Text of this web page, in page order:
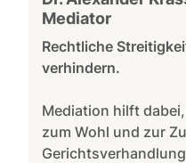
Mediator
Rechtliche
verhindern.
Mediation hilft
zum Wohl und zur